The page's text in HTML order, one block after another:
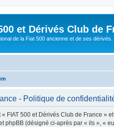
et Dérivés Club de
de la Fiat 500 ancienne et de ses dérivés.
- Politique de
FIAT 500 et Dérivés Club de France »
phpBB (désigné ci-après par « ils », «